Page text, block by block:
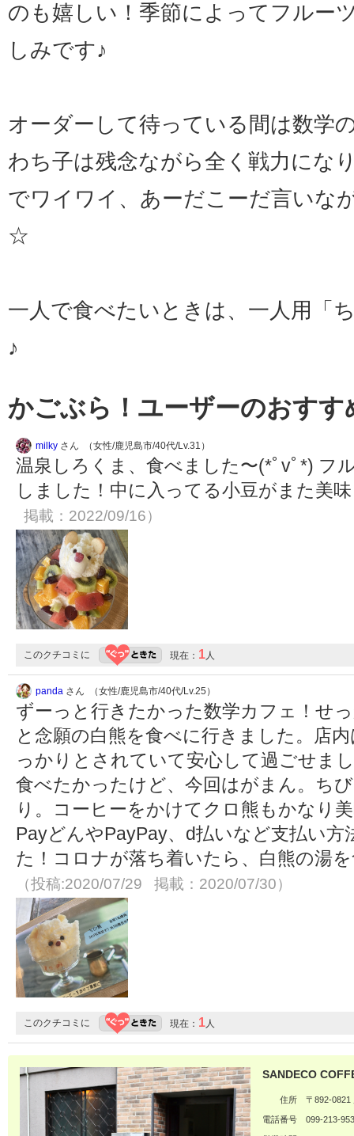
のも嬉しい！季節によってフルー
しみです♪
オーダーして待っている間は数学
わち子は残念ながら全く戦力にな
でワイワイ、あーだこーだ言いな
☆
一人で食べたいときは、一人用「
♪
かごぶら！ユーザーのおすす
milky さん （女性/鹿児島市/40代/Lv.31）
温泉しろくま、食べました〜(*ﾟvﾟ*) フ
しました！中に入ってる小豆がまた美
掲載：2022/09/16）
このクチコミに 現在： 1人
panda さん （女性/鹿児島市/40代/Lv.25）
ずーっと行きたかった数学カフェ！せ
と念願の白熊を食べに行きました。店
っかりとされていて安心して過ごせま
食べたかったけど、今回はがまん。ち
り。コーヒーをかけてクロ熊もかなり
PayどんやPayPay、d払いなど支払い
た！コロナが落ち着いたら、白熊の湯
（投稿:2020/07/29 掲載：2020/07/30）
このクチコミに 現在： 1人
SANDECO
住所 〒892-0821
電話番号 099-213-